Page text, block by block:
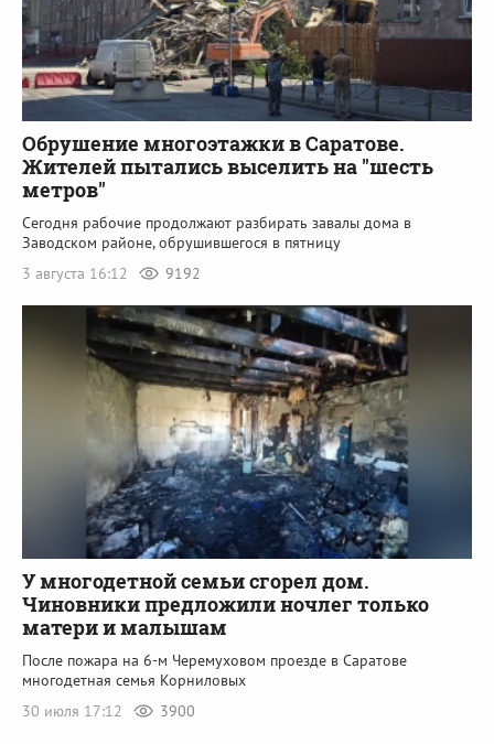
Обрушение многоэтажки в Саратове.
Жителей пытались выселить на "шесть
метров"
Сегодня рабочие продолжают разбирать завалы дома в
Заводском районе, обрушившегося в пятницу
3 августа 16:12
9192
У многодетной семьи сгорел дом.
Чиновники предложили ночлег только
матери и малышам
После пожара на 6-м Черемуховом проезде в Саратове
многодетная семья Корниловых
30 июля 17:12
3900